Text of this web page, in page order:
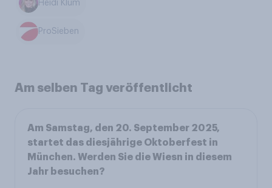
Heidi Klum
ProSieben
Am selben Tag veröffentlicht
Am Samstag, den 20. September 2025,
startet das diesjährige Oktoberfest in
München. Werden Sie die Wiesn in diesem
Jahr besuchen?